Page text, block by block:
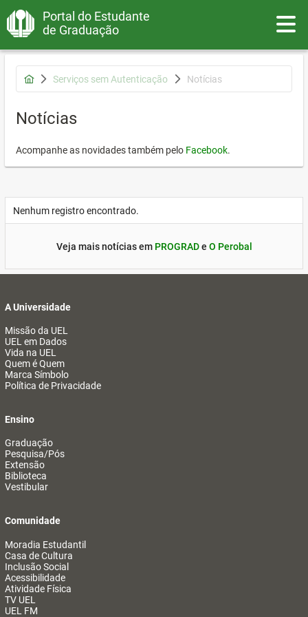
Portal do Estudante
de Graduação
Serviços sem Autenticação Notícias
Notícias
Acompanhe as novidades também pelo Facebook.
Nenhum registro encontrado.
Veja mais notícias em PROGRADe O Perobal
A Universidade
Missão da UEL
UEL em Dados
Vida na UEL
Quem é Quem
Marca Símbolo
Política de Privacidade
Ensino
Graduação
Pesquisa/Pós
Extensão
Biblioteca
Vestibular
Comunidade
Moradia Estudantil
Casa de Cultura
Inclusão Social
Acessibilidade
Atividade Física
TV UEL
UEL FM